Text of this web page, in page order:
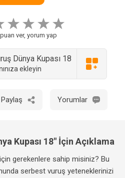
puan ver, yorum yap
Dünya Kupası 18
ekleyin
Paylaş Yorumlar
Kupası 18" İçin Açıklama
gerekenlere sahip misiniz? Bu
serbest vuruş yeteneklerinizi